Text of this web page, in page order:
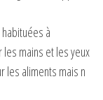
à
mains et les yeux
les aliments mais n